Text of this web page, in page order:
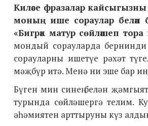
Киләсе фразалар кайсыгызны
моның ише сораулар белән
«Бигрәк матур сөйләшеп тора
мондый сорауларда
сорауларны ишетүе рәхәт
мәҗбүр итә. Менә ни эше бар
Бүген мин синең белән
турында сөйләшергә телим.
әһәмиятен арттыруны күз